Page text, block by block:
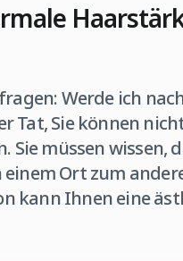
Werde ich
Tat, Sie können
müssen wissen,
Ort zum
kann Ihnen eine